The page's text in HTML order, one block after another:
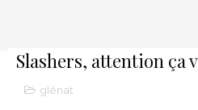
Slashers, attention ça
glénat